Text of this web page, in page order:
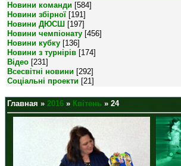
Новини команди [584]
Новини збірної [191]
Новини ДЮСШ [197]
Новини чемпіонату [456]
Новини кубку [136]
Новини з турнірів [174]
Відео [231]
Всесвітні новини [292]
Соціальні проекти [21]
Главная » 2016 » Квітень » 24